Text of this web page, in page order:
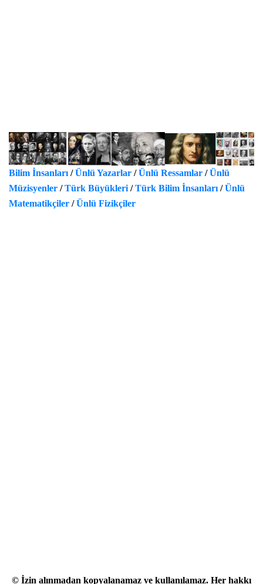
Bilim İnsanları /Ünlü Yazarlar /Ünlü Ressamlar /Ünlü
Müzisyenler /Türk Büyükleri /Türk Bilim İnsanları /Ünlü
Matematikçiler /Ünlü Fizikçiler
© İzin alınmadan kopyalanamaz ve kullanılamaz. Her hakkı